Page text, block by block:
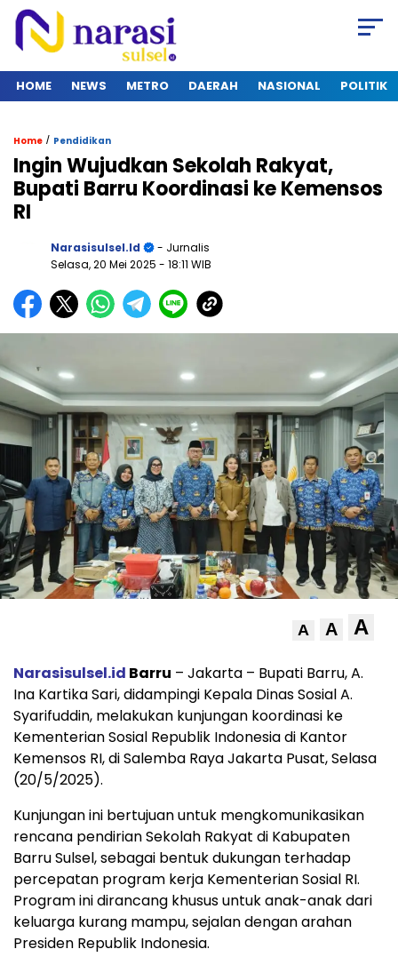
HOME NEWS METRO DAERAH NASIONAL POLITIK
Home / Pendidikan
Ingin Wujudkan Sekolah Rakyat,
Bupati Barru Koordinasi ke Kemensos
RI
Narasisulsel.id
- Jurnalis
Selasa, 20 Mei 2025 - 18:11 WIB
A A A
Narasisulsel.id Barru – Jakarta – Bupati Barru, A.
Ina Kartika Sari, didampingi Kepala Dinas Sosial A.
Syarifuddin, melakukan kunjungan koordinasi ke
Kementerian Sosial Republik Indonesia di Kantor
Kemensos RI, di Salemba Raya Jakarta Pusat, Selasa
(20/5/2025).
Kunjungan ini bertujuan untuk mengkomunikasikan
rencana pendirian Sekolah Rakyat di Kabupaten
Barru Sulsel, sebagai bentuk dukungan terhadap
percepatan program kerja Kementerian Sosial RI.
Program ini dirancang khusus untuk anak-anak dari
keluarga kurang mampu, sejalan dengan arahan
Presiden Republik Indonesia.